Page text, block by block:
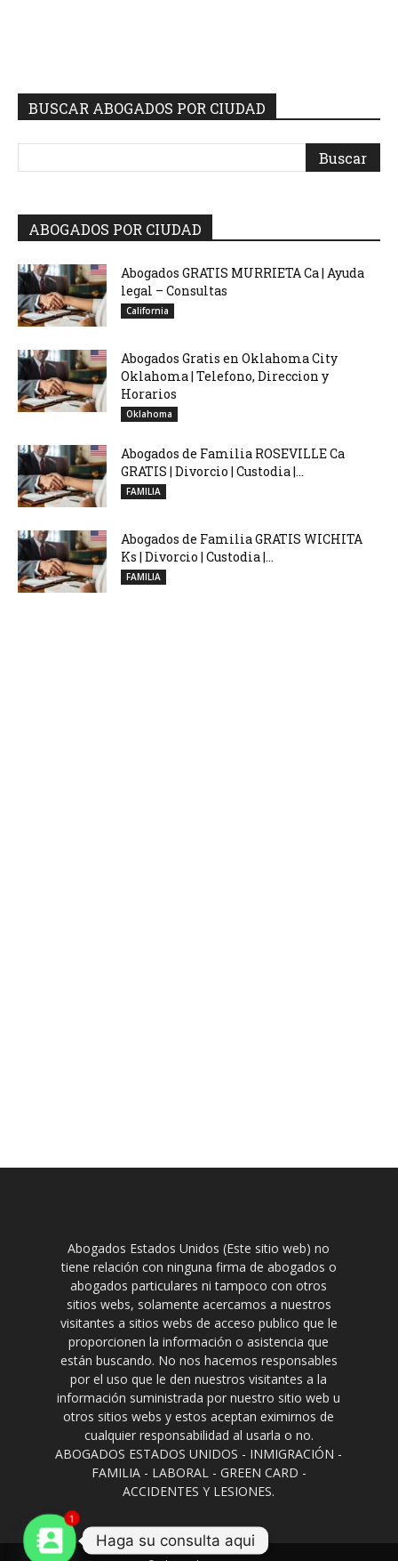
BUSCAR ABOGADOS POR CIUDAD
ABOGADOS POR CIUDAD
Abogados GRATIS MURRIETA Ca | Ayuda
legal – Consultas
California
Abogados Gratis en Oklahoma City
Oklahoma | Telefono, Direccion y
Horarios
Oklahoma
Abogados de Familia ROSEVILLE Ca
GRATIS | Divorcio | Custodia |...
FAMILIA
Abogados de Familia GRATIS WICHITA
Ks | Divorcio | Custodia |...
FAMILIA
Abogados Estados Unidos (Este sitio web) no
tiene relación con ninguna firma de abogados o
abogados particulares ni tampoco con otros
sitios webs, solamente acercamos a nuestros
visitantes a sitios webs de acceso publico que le
proporcionen la información o asistencia que
están buscando. No nos hacemos responsables
por el uso que le den nuestros visitantes a la
información suministrada por nuestro sitio web u
otros sitios webs y estos aceptan eximirnos de
cualquier responsabilidad al usarla o no.
ABOGADOS ESTADOS UNIDOS - INMIGRACIÓN -
FAMILIA - LABORAL - GREEN CARD -
ACCIDENTES Y LESIONES.
1
Haga su consulta aqui